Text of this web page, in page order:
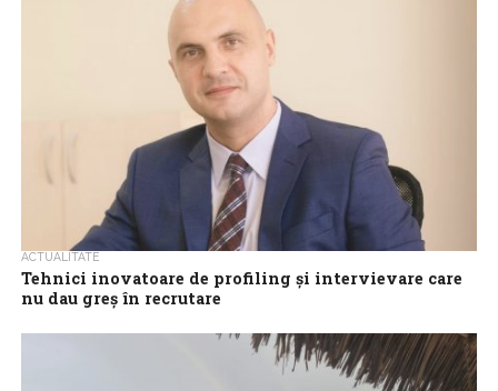
ACTUALITATE
Tehnici inovatoare de profiling și intervievare care
nu dau greș în recrutare
cadrul firmelor și companiilor a devenit din ce în ce mai